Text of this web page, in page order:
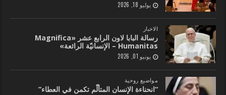
يوليو 18, 2026
الاخبار
رسالة البابا لاون الرابع عشر «Magnifica
Humanitas – الإنسانيّة الرائعة»
يونيو 01, 2026
مواضيع روحية
“انحناءة الإنسان المتألّم تكمن في العطاء”